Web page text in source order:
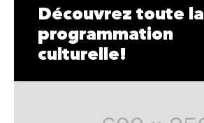
Découvrez toute la
programmation
culturelle!